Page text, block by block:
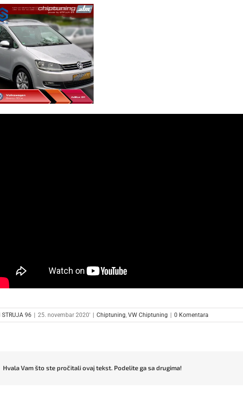
STRUJA 96 | 25. novembar 2020' | Chiptuning ,VW Chiptuning | 0 Komentara
Hvala Vam što ste pročitali ovaj tekst. Podelite ga sa drugima!